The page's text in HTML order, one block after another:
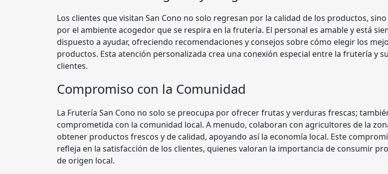
Los clientes que visitan San Cono no solo regresan por la calidad de los productos,
por el ambiente acogedor que se respira en la frutería. El personal es amable y está
dispuesto a ayudar, ofreciendo recomendaciones y consejos sobre cómo elegir los
productos. Esta atención personalizada crea una conexión especial entre la frutería y
clientes.
Compromiso con la Comunidad
La Frutería San Cono no solo se preocupa por ofrecer frutas y verduras frescas;
comprometida con la comunidad local. A menudo, colaboran con agricultores de la
obtener productos frescos y de calidad, apoyando así la economía local. Este
refleja en la satisfacción de los clientes, quienes valoran la importancia de consumir
de origen local.